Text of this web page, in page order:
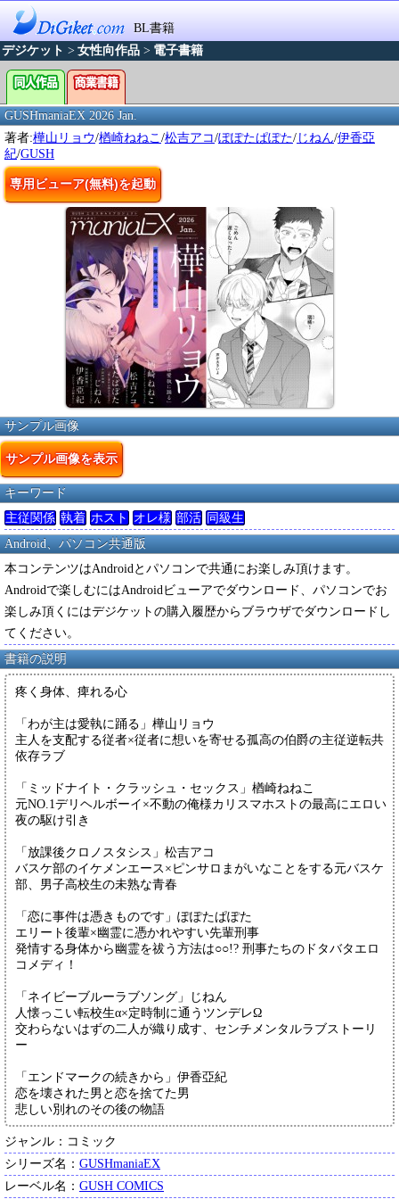
BL書籍
デジケット > 女性向作品 > 電子書籍
GUSHmaniaEX 2026 Jan.
著者:樺山リョウ/楢崎ねねこ /松吉アコ/ぽぽたぱぽた/ じねん/伊香亞
紀/GUSH
専用ビューア(無料)を起動
サンプル画像
サンプル画像を表示
キーワード
主従関係 執着 ホスト オレ様 部活 同級生
Android、パソコン共通版
本コンテンツはAndroidとパソコンで共通にお楽しみ頂けます。
Androidで楽しむにはAndroidビューアでダウンロード、パソコンでお
楽しみ頂くにはデジケットの購入履歴からブラウザでダウンロードし
てください。
書籍の説明
疼く身体、痺れる心
「わが主は愛執に踊る」樺山リョウ
主人を支配する従者×従者に想いを寄せる孤高の伯爵の主従逆転共
依存ラブ
「ミッドナイト・クラッシュ・セックス」楢崎ねねこ
元NO.1デリヘルボーイ×不動の俺様カリスマホストの最高にエロい
夜の駆け引き
「放課後クロノスタシス」松吉アコ
バスケ部のイケメンエース×ピンサロまがいなことをする元バスケ
部、男子高校生の未熟な青春
「恋に事件は憑きものです」ぽぽたぱぽた
エリート後輩×幽霊に憑かれやすい先輩刑事
発情する身体から幽霊を祓う方法は○○!? 刑事たちのドタバタエロ
コメディ！
「ネイビーブルーラブソング」じねん
人懐っこい転校生α×定時制に通うツンデレΩ
交わらないはずの二人が織り成す、センチメンタルラブストーリ
ー
「エンドマークの続きから」伊香亞紀
恋を壊された男と恋を捨てた男
悲しい別れのその後の物語
ジャンル：コミック
シリーズ名： GUSHmaniaEX
レーベル名： GUSH COMICS